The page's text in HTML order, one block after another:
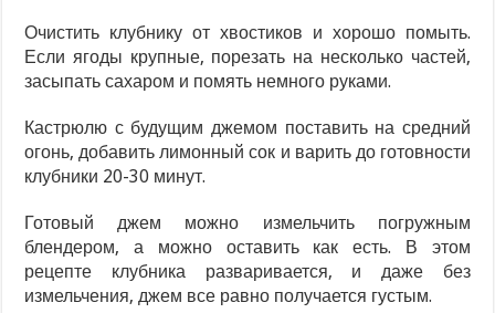
Очистить клубнику от хвостиков и хорошо помыть.
Если ягоды крупные, порезать на несколько частей,
засыпать сахаром и помять немного руками.
Кастрюлю с будущим джемом поставить на средний
огонь, добавить лимонный сок и варить до готовности
клубники 20-30 минут.
Готовый джем можно измельчить погружным
блендером, а можно оставить как есть. В этом
рецепте клубника разваривается, и даже без
измельчения, джем все равно получается густым.